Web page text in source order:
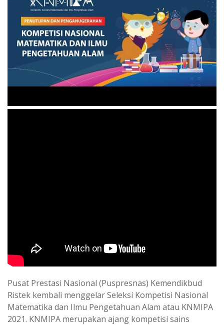
Pusat Prestasi Nasional (Puspresnas) Kemendikbud
Ristek kembali menggelar Seleksi Kompetisi Nasional
Matematika dan Ilmu Pengetahuan Alam atau KNMIPA
2021. KNMIPA merupakan ajang kompetisi sains